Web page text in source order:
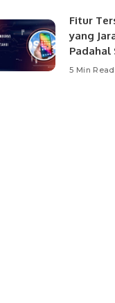
Fitur
yang
Padahal
5 Min Read